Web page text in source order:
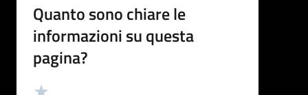
Quanto sono chiare le
informazioni su questa
pagina?
Valutazione